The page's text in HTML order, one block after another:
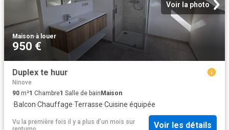
Voir la photo
Maison·à louer
950 €
Duplex te huur
Ninove
90 m²1 Chambre1 Salle de bainMaison
·Balcon·Chauffage·Terrasse·Cuisine équipée
Vu la première fois il y a plus d'un mois sur
Voir les détails